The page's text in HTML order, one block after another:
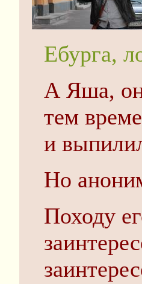
Ебурга,
А Яша,
тем
и
Но
Походу